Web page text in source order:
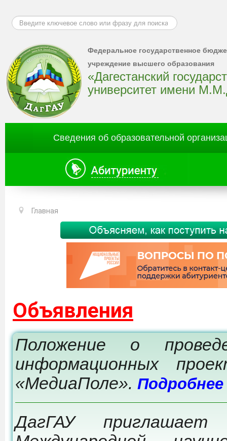
Искать...
Федеральное государственное
учреждение высшего образования
«Дагестанский
университет имени
Сведения об образовательной
Главная
Объявления
Положение о
информационных
«МедиаПоле». Подробнее
ДагГАУ